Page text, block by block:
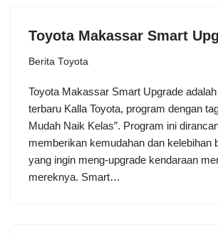
Toyota Makassar Smart
Berita Toyota
Toyota Makassar Smart Upgrade
terbaru Kalla Toyota, program dengan
Mudah Naik Kelas”. Program ini
memberikan kemudahan dan kelebihan
yang ingin meng-upgrade kendaraan
mereknya. Smart…